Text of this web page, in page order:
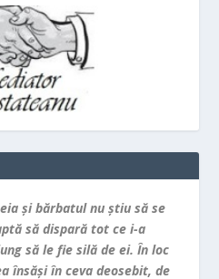
şi bărbatul nu ştiu să se
să dispară tot ce i-a
să le fie silă de ei. În loc
însăşi în ceva deosebit, de